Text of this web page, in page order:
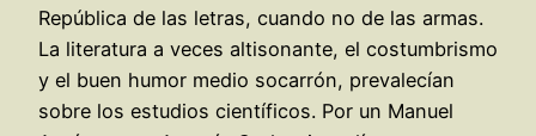
República de las letras, cuando no de las armas.
La literatura a veces altisonante, el costumbrismo
y el buen humor medio socarrón, prevalecían
sobre los estudios científicos. Por un Manuel